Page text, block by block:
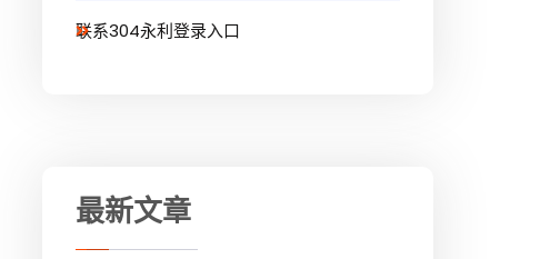
联系304永利登录入口
最新文章